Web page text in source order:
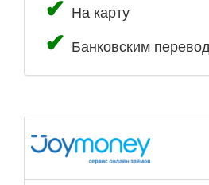
На карту
Банковским